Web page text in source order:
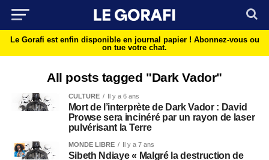
Le Gorafi est enfin disponible en journal papier ! Abonnez-vous ou
on tue votre chat.
All posts tagged "Dark Vador"
CULTURE Il y a 6 ans
Mort de l’interprète de Dark Vador : David
Prowse sera incinéré par un rayon de laser
pulvérisant la Terre
MONDE LIBRE Il y a 7 ans
Sibeth Ndiaye « Malgré la destruction de